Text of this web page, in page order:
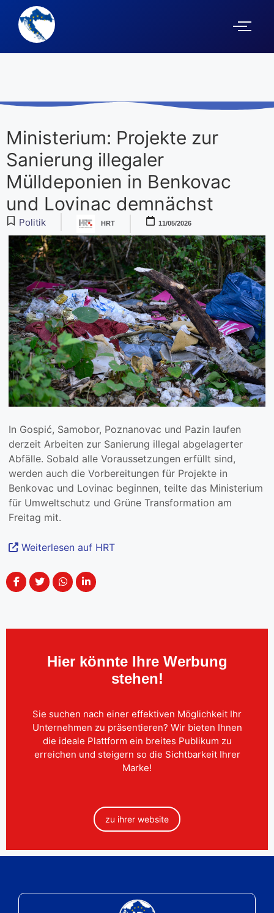
Ministerium: Projekte zur
Sanierung illegaler
Mülldeponien in Benkovac
und Lovinac demnächst
Politik HRT 11/05/2026
In Gospić, Samobor, Poznanovac und Pazin laufen
derzeit Arbeiten zur Sanierung illegal abgelagerter
Abfälle. Sobald alle Voraussetzungen erfüllt sind,
werden auch die Vorbereitungen für Projekte in
Benkovac und Lovinac beginnen, teilte das Ministerium
für Umweltschutz und Grüne Transformation am
Freitag mit.
Weiterlesen auf HRT
Hier könnte Ihre Werbung
stehen!
Sie suchen nach einer effektiven Möglichkeit Ihr
Unternehmen zu präsentieren? Wir bieten Ihnen
die ideale Plattform ein breites Publikum zu
erreichen und steigern so die Sichtbarkeit Ihrer
Marke!
zu ihrer website